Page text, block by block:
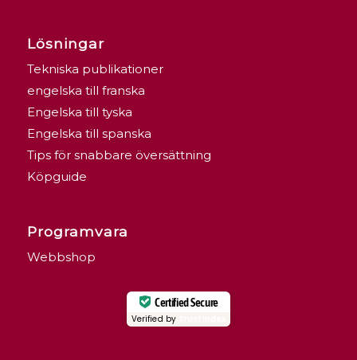
Lösningar
Tekniska publikationer
engelska till franska
Engelska till tyska
Engelska till spanska
Tips för snabbare översättning
Köpguide
Programvara
Webbshop
Certified Secure
Verified by